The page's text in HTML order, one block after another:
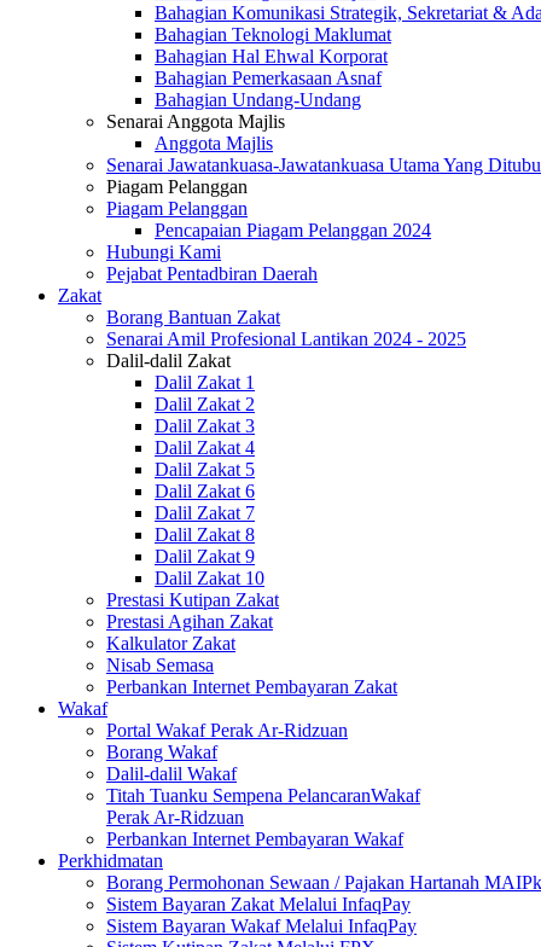
Bahagian Komunikasi Strategik, Sekretariat &
Bahagian Teknologi Maklumat
Bahagian Hal Ehwal Korporat
Bahagian Pemerkasaan Asnaf
Bahagian Undang-Undang
Senarai Anggota Majlis
Anggota Majlis
Senarai Jawatankuasa-Jawatankuasa Utama Yang
Piagam Pelanggan
Piagam Pelanggan
Pencapaian Piagam Pelanggan 2024
Hubungi Kami
Pejabat Pentadbiran Daerah
Zakat
Borang Bantuan Zakat
Senarai Amil Profesional Lantikan 2024 - 2025
Dalil-dalil Zakat
Dalil Zakat 1
Dalil Zakat 2
Dalil Zakat 3
Dalil Zakat 4
Dalil Zakat 5
Dalil Zakat 6
Dalil Zakat 7
Dalil Zakat 8
Dalil Zakat 9
Dalil Zakat 10
Prestasi Kutipan Zakat
Prestasi Agihan Zakat
Kalkulator Zakat
Nisab Semasa
Perbankan Internet Pembayaran Zakat
Wakaf
Portal Wakaf Perak Ar-Ridzuan
Borang Wakaf
Dalil-dalil Wakaf
Titah Tuanku Sempena PelancaranWakaf
Perak Ar-Ridzuan
Perbankan Internet Pembayaran Wakaf
Perkhidmatan
Borang Permohonan Sewaan / Pajakan Hartanah MAIPk
Sistem Bayaran Zakat Melalui InfaqPay
Sistem Bayaran Wakaf Melalui InfaqPay